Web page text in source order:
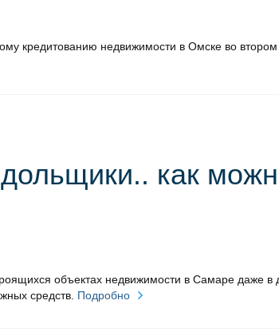
кредитованию недвижимости в Омске во
как
объектах недвижимости в Самаре даже в
средств. Подробно